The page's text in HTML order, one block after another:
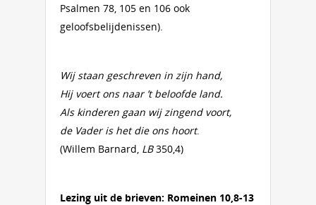
Psalmen 78, 105 en 106 ook
geloofsbelijdenissen).
Wij staan geschreven in zijn hand,
Hij voert ons naar ’t beloofde land.
Als kinderen gaan wij zingend voort,
de Vader is het die ons hoort.
(Willem Barnard, LB350,4)
Lezing uit de brieven: Romeinen 10,8-13